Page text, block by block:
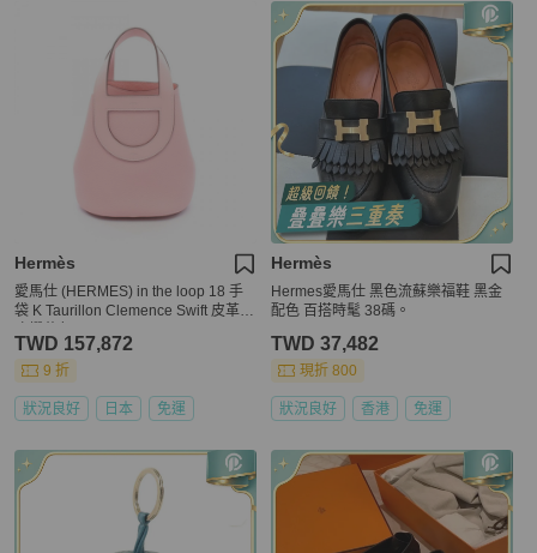
Hermès
愛馬仕 (HERMES) in the loop 18 手
袋 K Taurillon Clemence Swift 皮革玫
TWD 157,872
9 折
狀況良好 日本 免運
Hermès
Hermes愛馬仕 黑色流蘇樂福鞋 黑金
配色 百搭時髦 38碼。
TWD 37,482
現折 800
狀況良好 香港 免運